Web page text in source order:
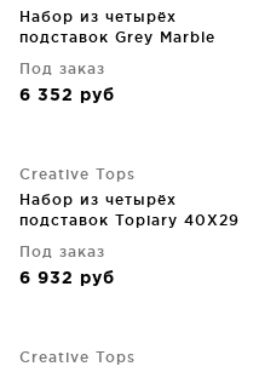
Набор из четырёх
подставок Grey Marble
Под заказ
6 352 руб
Creative Tops
Набор из четырёх
подставок Topiary 40X29
Под заказ
6 932 руб
Creative Tops